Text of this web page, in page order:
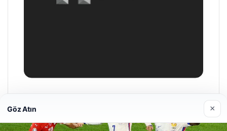
Nisan 29, 2026
Göz Atın ×